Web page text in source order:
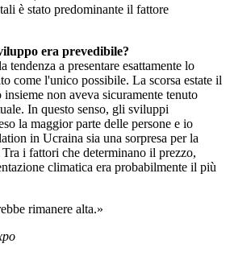
è stato predominante il fattore
era prevedibile?
tendenza a presentare esattamente lo
come l'unico possibile. La scorsa estate il
non aveva sicuramente tenuto
In questo senso, gli sviluppi
la maggior parte delle persone e io
in Ucraina sia una sorpresa per la
i fattori che determinano il prezzo,
climatica era probabilmente il più
rimanere alta.»